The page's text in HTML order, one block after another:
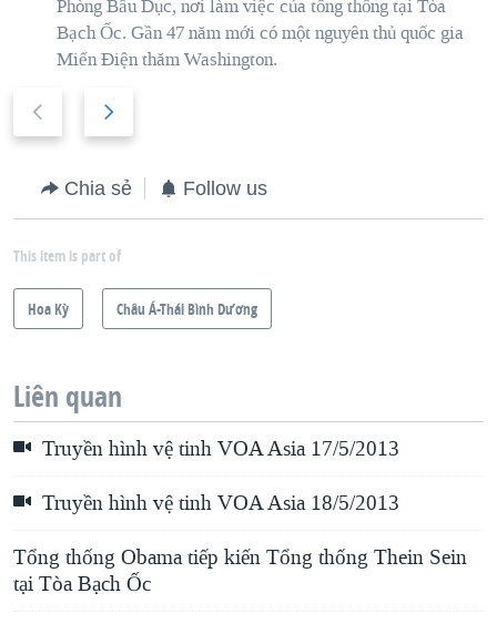
Phòng Bầu Dục, nơi làm việc của tổng thống tại Tòa
Bạch Ốc. Gần 47 năm mới có một nguyên thủ quốc gia
Miến Điện thăm Washington.
r
o
s
l
i
e
e
t
l
Chia sẻ Follow us
This item is part of
Hoa Kỳ Châu Á-Thái Bình Dương
Liên quan
Truyền hình vệ tinh VOA Asia 17/5/2013
Truyền hình vệ tinh VOA Asia 18/5/2013
Tổng thống Obama tiếp kiến Tổng thống Thein Sein
tại Tòa Bạch Ốc